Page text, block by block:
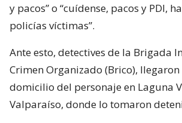
y pacos” o “cuídense, pacos y PDI,
policías víctimas”.
Ante esto, detectives de la Brigada
Crimen Organizado (Brico), llegaron
domicilio del personaje en Laguna
Valparaíso, donde lo tomaron